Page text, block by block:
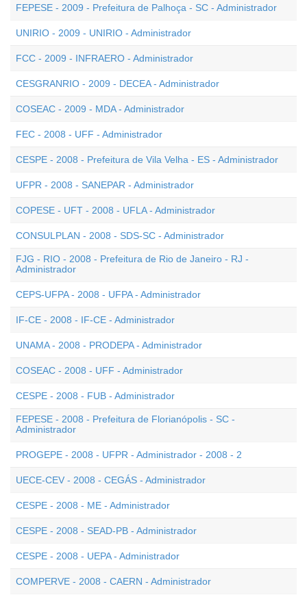
FEPESE - 2009 - Prefeitura de Palhoça - SC - Administrador
UNIRIO - 2009 - UNIRIO - Administrador
FCC - 2009 - INFRAERO - Administrador
CESGRANRIO - 2009 - DECEA - Administrador
COSEAC - 2009 - MDA - Administrador
FEC - 2008 - UFF - Administrador
CESPE - 2008 - Prefeitura de Vila Velha - ES - Administrador
UFPR - 2008 - SANEPAR - Administrador
COPESE - UFT - 2008 - UFLA - Administrador
CONSULPLAN - 2008 - SDS-SC - Administrador
FJG - RIO - 2008 - Prefeitura de Rio de Janeiro - RJ -
Administrador
CEPS-UFPA - 2008 - UFPA - Administrador
IF-CE - 2008 - IF-CE - Administrador
UNAMA - 2008 - PRODEPA - Administrador
COSEAC - 2008 - UFF - Administrador
CESPE - 2008 - FUB - Administrador
FEPESE - 2008 - Prefeitura de Florianópolis - SC -
Administrador
PROGEPE - 2008 - UFPR - Administrador - 2008 - 2
UECE-CEV - 2008 - CEGÁS - Administrador
CESPE - 2008 - ME - Administrador
CESPE - 2008 - SEAD-PB - Administrador
CESPE - 2008 - UEPA - Administrador
COMPERVE - 2008 - CAERN - Administrador